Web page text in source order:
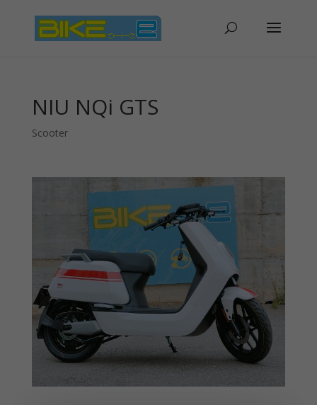
NIU NQi GTS
Scooter